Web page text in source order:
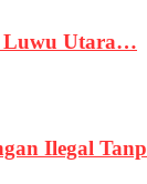
Luwu Utara…
Ilegal